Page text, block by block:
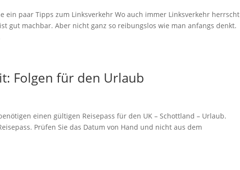
ein paar Tipps zum Linksverkehr Wo auch immer Linksverkehr herrscht
gut machbar. Aber nicht ganz so reibungslos wie man anfangs denkt.
Folgen für den Urlaub
einen gültigen Reisepass für den UK – Schottland – Urlaub.
Prüfen Sie das Datum von Hand und nicht aus dem